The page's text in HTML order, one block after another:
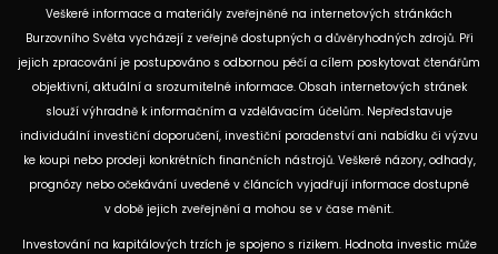
Veškeré informace a materiály zveřejněné na internetových stránkách
Burzovního Světa vycházejí z veřejně dostupných a důvěryhodných zdrojů. Při
jejich zpracování je postupováno s odbornou péčí a cílem poskytovat čtenářům
objektivní, aktuální a srozumitelné informace. Obsah internetových stránek
slouží výhradně k informačním a vzdělávacím účelům. Nepředstavuje
individuální investiční doporučení, investiční poradenství ani nabídku či výzvu
ke koupi nebo prodeji konkrétních finančních nástrojů. Veškeré názory, odhady,
prognózy nebo očekávání uvedené v článcích vyjadřují informace dostupné
v době jejich zveřejnění a mohou se v čase měnit.
Investování na kapitálových trzích je spojeno s rizikem. Hodnota investic může